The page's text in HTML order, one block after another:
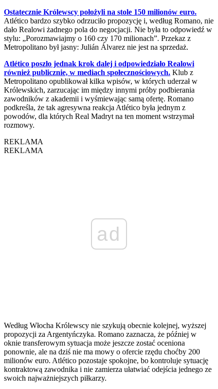
Ostatecznie Królewscy położyli na stole 150 milionów euro.
Atlético bardzo szybko odrzuciło propozycję i, według Romano, nie
dało Realowi żadnego pola do negocjacji. Nie była to odpowiedź w
stylu: „Porozmawiajmy o 160 czy 170 milionach”. Przekaz z
Metropolitano był jasny: Julián Álvarez nie jest na sprzedaż.
Atlético poszło jednak krok dalej i odpowiedziało Realowi
również publicznie, w mediach społecznościowych. Klub z
Metropolitano opublikował kilka wpisów, w których uderzał w
Królewskich, zarzucając im między innymi próby podbierania
zawodników z akademii i wyśmiewając samą ofertę. Romano
podkreśla, że tak agresywna reakcja Atlético była jednym z
powodów, dla których Real Madryt na ten moment wstrzymał
rozmowy.
REKLAMA
REKLAMA
ad
Według Włocha Królewscy nie szykują obecnie kolejnej, wyższej
propozycji za Argentyńczyka. Romano zaznacza, że później w
oknie transferowym sytuacja może jeszcze zostać oceniona
ponownie, ale na dziś nie ma mowy o ofercie rzędu choćby 200
milionów euro. Atlético pozostaje spokojne, bo kontroluje sytuację
kontraktową zawodnika i nie zamierza ułatwiać odejścia jednego ze
swoich najważniejszych piłkarzy.